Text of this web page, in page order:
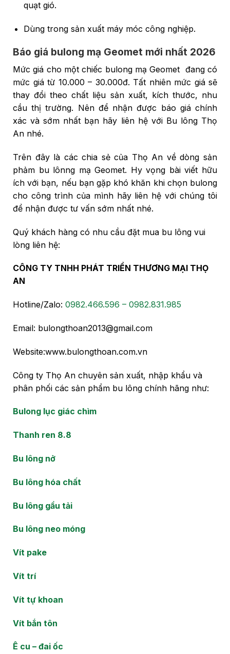
quạt gió.
Dùng trong sản xuất máy móc công nghiệp.
Báo giá bulong mạ Geomet mới nhất 2026
Mức giá cho một chiếc bulong mạ Geomet đang có
mức giá từ 10.000 – 30.000đ. Tất nhiên mức giá sẽ
thay đổi theo chất liệu sản xuất, kích thước, nhu
cầu thị trường. Nên để nhận được báo giá chính
xác và sớm nhất bạn hãy liên hệ với Bu lông Thọ
An nhé.
Trên đây là các chia sẻ của Thọ An về dòng sản
phảm bu lônng mạ Geomet. Hy vọng bài viết hữu
ích với bạn, nếu bạn gặp khó khăn khi chọn bulong
cho công trình của mình hãy liên hệ với chúng tôi
để nhận được tư vấn sớm nhất nhé.
Quý khách hàng có nhu cầu đặt mua bu lông vui
lòng liên hệ:
CÔNG TY TNHH PHÁT TRIỂN THƯƠNG MẠI THỌ
AN
Hotline/Zalo: 0982.466.596 – 0982.831.985
Email: bulongthoan2013@gmail.com
Website:www.bulongthoan.com.vn
Công ty Thọ An chuyên sản xuất, nhập khẩu và
phân phối các sản phẩm bu lông chính hãng như:
Bulong lục giác chìm
Thanh ren 8.8
Bu lông nở
Bu lông hóa chất
Bu lông gầu tải
Bu lông neo móng
Vít pake
Vít trí
Vít tự khoan
Vít bắn tôn
Ê cu – đai ốc